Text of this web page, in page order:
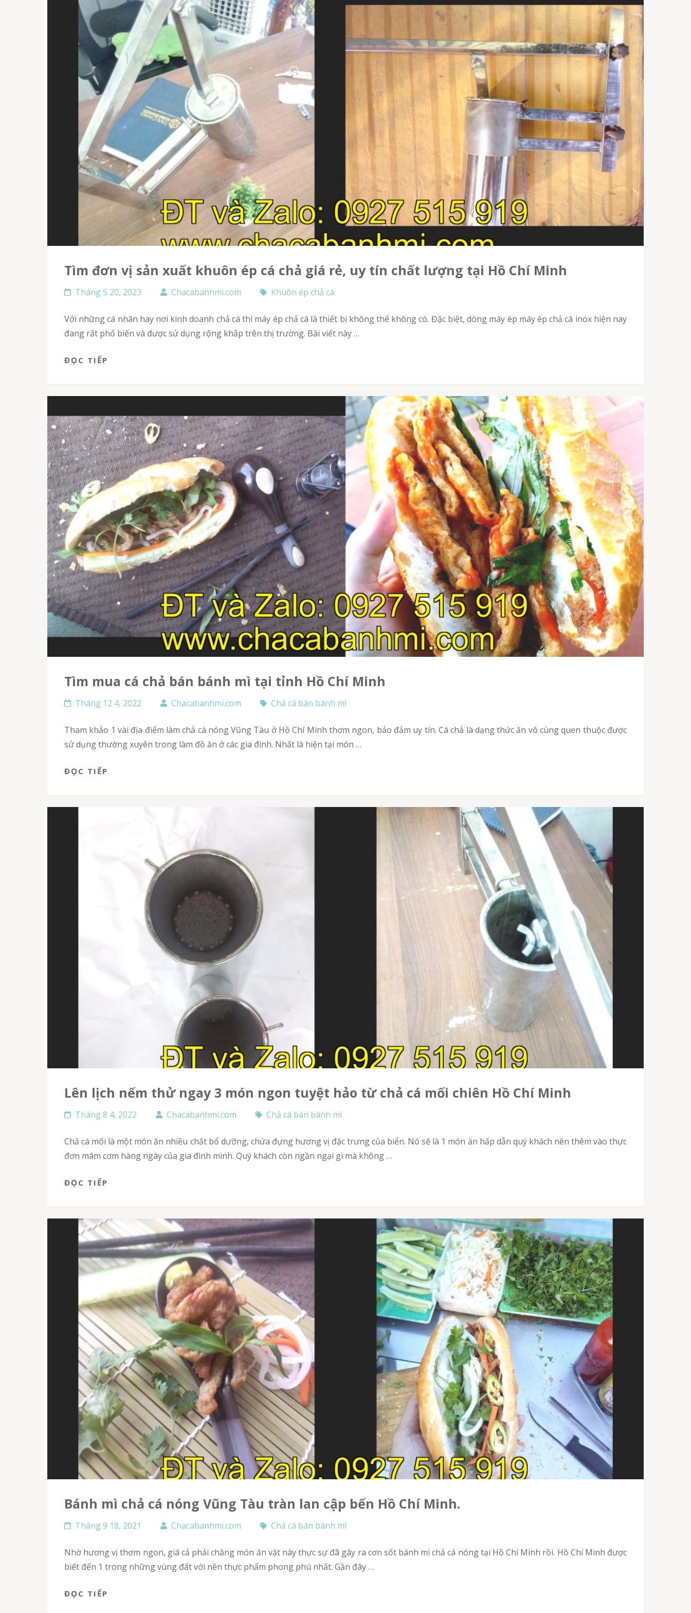
Tìm đơn vị sản xuất khuôn ép cá chả giá rẻ, uy tín chất lượng tại Hồ Chí Minh
Tháng 5 20, 2023 Chacabanhmi.com Khuôn ép chả cá
Với những cá nhân hay nơi kinh doanh chả cá thì máy ép chả cá là thiết bị không thể không có. Đặc biệt, dòng máy ép máy ép chả cá inox hiện nay
đang rất phổ biến và được sử dụng rộng khắp trên thị trường. Bài viết này …
ĐỌC TIẾP
Tìm mua cá chả bán bánh mì tại tỉnh Hồ Chí Minh
Tháng 12 4, 2022 Chacabanhmi.com Chả cá bán bánh mì
Tham khảo 1 vài địa điểm làm chả cá nóng Vũng Tàu ở Hồ Chí Minh thơm ngon, bảo đảm uy tín. Cá chả là dạng thức ăn vô cùng quen thuộc được
sử dụng thường xuyên trong làm đồ ăn ở các gia đình. Nhất là hiện tại món …
ĐỌC TIẾP
Lên lịch nếm thử ngay 3 món ngon tuyệt hảo từ chả cá mối chiên Hồ Chí Minh
Tháng 8 4, 2022 Chacabanhmi.com Chả cá bán bánh mì
Chả cá mối là một món ăn nhiều chất bổ dưỡng, chứa đựng hương vị đặc trưng của biển. Nó sẽ là 1 món ăn hấp dẫn quý khách nên thêm vào thực
đơn mâm cơm hàng ngày của gia đình mình. Quý khách còn ngần ngại gì mà không …
ĐỌC TIẾP
Bánh mì chả cá nóng Vũng Tàu tràn lan cập bến Hồ Chí Minh.
Tháng 9 18, 2021 Chacabanhmi.com Chả cá bán bánh mì
Nhờ hương vị thơm ngon, giá cả phải chăng món ăn vặt này thực sự đã gây ra cơn sốt bánh mì chả cá nóng tại Hồ Chí Minh rồi. Hồ Chí Minh được
biết đến 1 trong những vùng đất với nền thực phẩm phong phú nhất. Gần đây …
ĐỌC TIẾP